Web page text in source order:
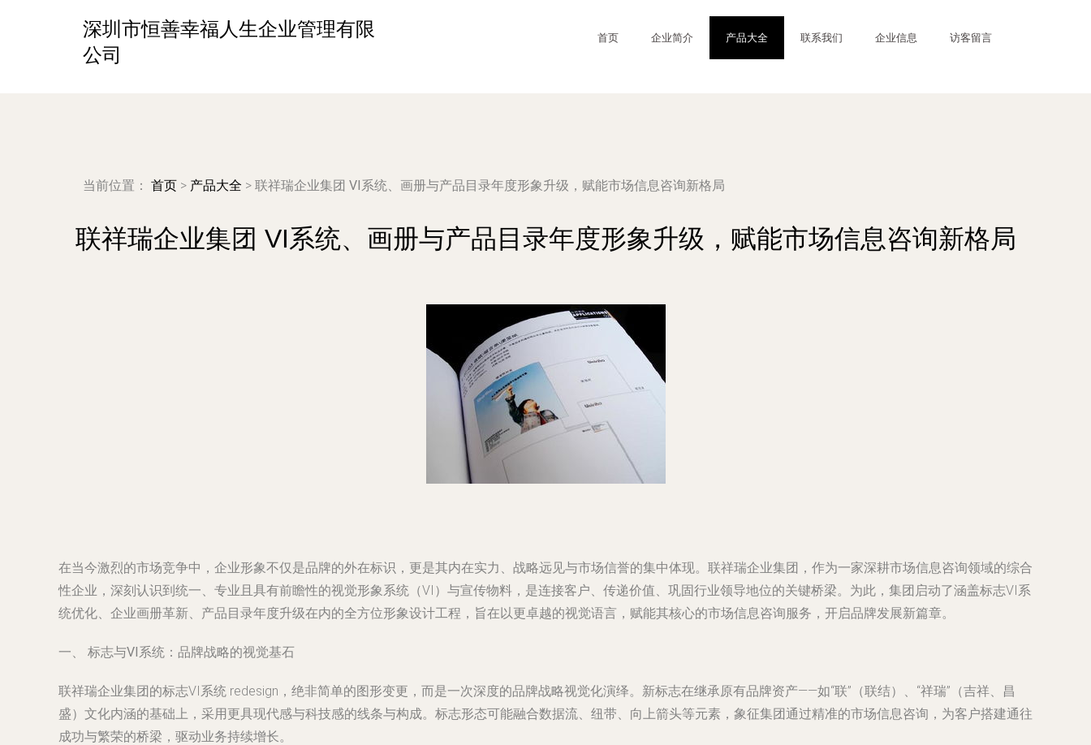
深圳市恒善幸福人生企业管理有限
公司
首页 企业简介 产品大全 联系我们 企业信息 访客留言
当前位置： 首页 > 产品大全 > 联祥瑞企业集团 VI系统、画册与产品目录年度形象升级，赋能市场信息咨询新格局
联祥瑞企业集团 VI系统、画册与产品目录年度形象升级，赋能市场信息咨询新格局
在当今激烈的市场竞争中，企业形象不仅是品牌的外在标识，更是其内在实力、战略远见与市场信誉的集中体现。联祥瑞企业集团，作为一家深耕市场信息咨询领域的综合
性企业，深刻认识到统一、专业且具有前瞻性的视觉形象系统（VI）与宣传物料，是连接客户、传递价值、巩固行业领导地位的关键桥梁。为此，集团启动了涵盖标志VI系
统优化、企业画册革新、产品目录年度升级在内的全方位形象设计工程，旨在以更卓越的视觉语言，赋能其核心的市场信息咨询服务，开启品牌发展新篇章。
一、 标志与VI系统：品牌战略的视觉基石
联祥瑞企业集团的标志VI系统 redesign，绝非简单的图形变更，而是一次深度的品牌战略视觉化演绎。新标志在继承原有品牌资产——如“联”（联结）、“祥瑞”（吉祥、昌
盛）文化内涵的基础上，采用更具现代感与科技感的线条与构成。标志形态可能融合数据流、纽带、向上箭头等元素，象征集团通过精准的市场信息咨询，为客户搭建通往
成功与繁荣的桥梁，驱动业务持续增长。